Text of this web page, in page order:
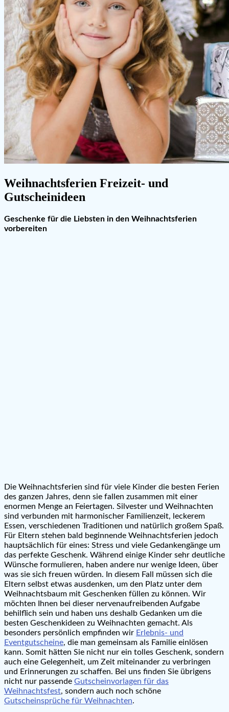
Weihnachtsferien Freizeit- und
Gutscheinideen
Geschenke für die Liebsten in den Weihnachtsferien
vorbereiten
Die Weihnachtsferien sind für viele Kinder die besten Ferien
des ganzen Jahres, denn sie fallen zusammen mit einer
enormen Menge an Feiertagen. Silvester und Weihnachten
sind verbunden mit harmonischer Familienzeit, leckerem
Essen, verschiedenen Traditionen und natürlich großem Spaß.
Für Eltern stehen bald beginnende Weihnachtsferien jedoch
hauptsächlich für eines: Stress und viele Gedankengänge um
das perfekte Geschenk. Während einige Kinder sehr deutliche
Wünsche formulieren, haben andere nur wenige Ideen, über
was sie sich freuen würden. In diesem Fall müssen sich die
Eltern selbst etwas ausdenken, um den Platz unter dem
Weihnachtsbaum mit Geschenken füllen zu können. Wir
möchten Ihnen bei dieser nervenaufreibenden Aufgabe
behilflich sein und haben uns deshalb Gedanken um die
besten Geschenkideen zu Weihnachten gemacht. Als
besonders persönlich empfinden wir Erlebnis- und
Eventgutscheine, die man gemeinsam als Familie einlösen
kann. Somit hätten Sie nicht nur ein tolles Geschenk, sondern
auch eine Gelegenheit, um Zeit miteinander zu verbringen
und Erinnerungen zu schaffen. Bei uns finden Sie übrigens
nicht nur passende Gutscheinvorlagen für das
Weihnachtsfest, sondern auch noch schöne
Gutscheinsprüche für Weihnachten.